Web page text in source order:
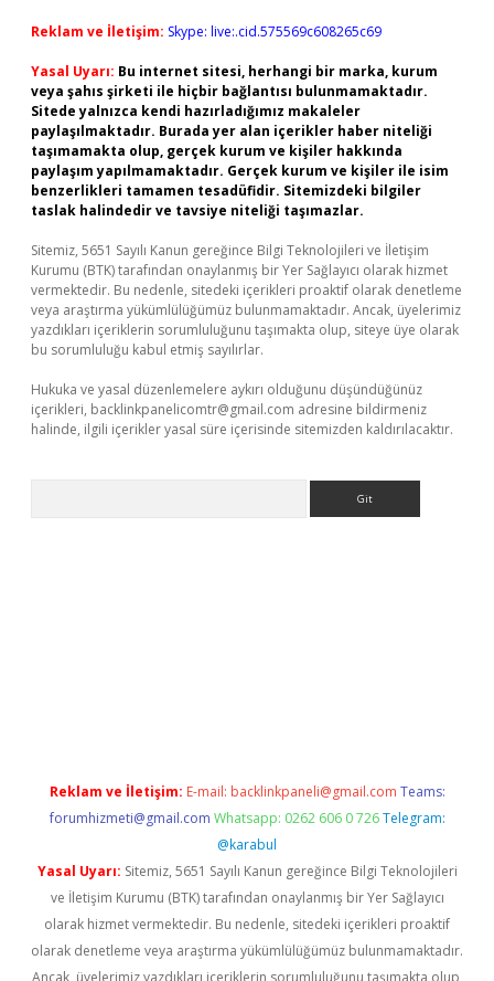
Reklam ve İletişim: Skype: live:.cid.575569c608265c69
Yasal Uyarı: Bu internet sitesi, herhangi bir marka, kurum
veya şahıs şirketi ile hiçbir bağlantısı bulunmamaktadır.
Sitede yalnızca kendi hazırladığımız makaleler
paylaşılmaktadır. Burada yer alan içerikler haber niteliği
taşımamakta olup, gerçek kurum ve kişiler hakkında
paylaşım yapılmamaktadır. Gerçek kurum ve kişiler ile isim
benzerlikleri tamamen tesadüfidir. Sitemizdeki bilgiler
taslak halindedir ve tavsiye niteliği taşımazlar.
Sitemiz, 5651 Sayılı Kanun gereğince Bilgi Teknolojileri ve İletişim
Kurumu (BTK) tarafından onaylanmış bir Yer Sağlayıcı olarak hizmet
vermektedir. Bu nedenle, sitedeki içerikleri proaktif olarak denetleme
veya araştırma yükümlülüğümüz bulunmamaktadır. Ancak, üyelerimiz
yazdıkları içeriklerin sorumluluğunu taşımakta olup, siteye üye olarak
bu sorumluluğu kabul etmiş sayılırlar.
Hukuka ve yasal düzenlemelere aykırı olduğunu düşündüğünüz
içerikleri, backlinkpanelicomtr@gmail.com adresine bildirmeniz
halinde, ilgili içerikler yasal süre içerisinde sitemizden kaldırılacaktır.
Reklam ve İletişim: E-mail: backlinkpaneli@gmail.com Teams:
forumhizmeti@gmail.com Whatsapp: 0262 606 0 726 Telegram:
@karabul
Yasal Uyarı: Sitemiz, 5651 Sayılı Kanun gereğince Bilgi Teknolojileri
ve İletişim Kurumu (BTK) tarafından onaylanmış bir Yer Sağlayıcı
olarak hizmet vermektedir. Bu nedenle, sitedeki içerikleri proaktif
olarak denetleme veya araştırma yükümlülüğümüz bulunmamaktadır.
Ancak, üyelerimiz yazdıkları içeriklerin sorumluluğunu taşımakta olup,